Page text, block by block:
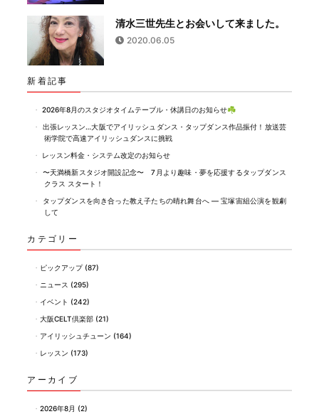
清水三世先生とお会いして来ました。
2020.06.05
新着記事
2026年8月のスタジオタイムテーブル・休講日のお知らせ☘️
出張レッスン…大阪でアイリッシュダンス・タップダンス作品振付！放送芸
術学院で高速アイリッシュダンスに挑戦
レッスン料金・システム改定のお知らせ
〜天満橋新スタジオ開設記念〜 7月より趣味・夢を応援するタップダンス
クラス スタート！
タップダンスを向き合った教え子たちの晴れ舞台へ ― 宝塚宙組公演を観劇
して
カテゴリー
ピックアップ(87)
ニュース (295)
イベント (242)
大阪CELT倶楽部 (21)
アイリッシュチューン (164)
レッスン (173)
アーカイブ
2026年8月 (2)